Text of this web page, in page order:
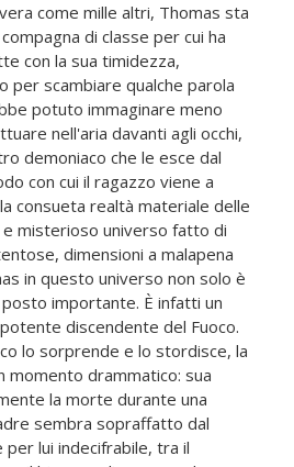
come mille altri, Thomas sta
di classe per cui ha
con la sua timidezza,
per scambiare qualche parola
potuto immaginare meno
nell'aria davanti agli occhi,
demoniaco che le esce dal
con cui il ragazzo viene a
consueta realtà materiale delle
misterioso universo fatto di
dimensioni a malapena
in questo universo non solo è
importante. È infatti un
discendente del Fuoco.
lo sorprende e lo stordisce, la
momento drammatico: sua
la morte durante una
sembra sopraffatto dal
lui indecifrabile, tra il